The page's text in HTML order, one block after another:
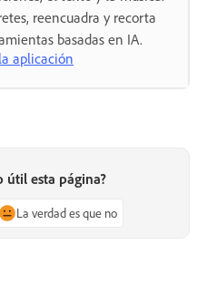
reencuadra y recorta
basadas en IA.
aplicación
útil esta página?
La verdad es que no